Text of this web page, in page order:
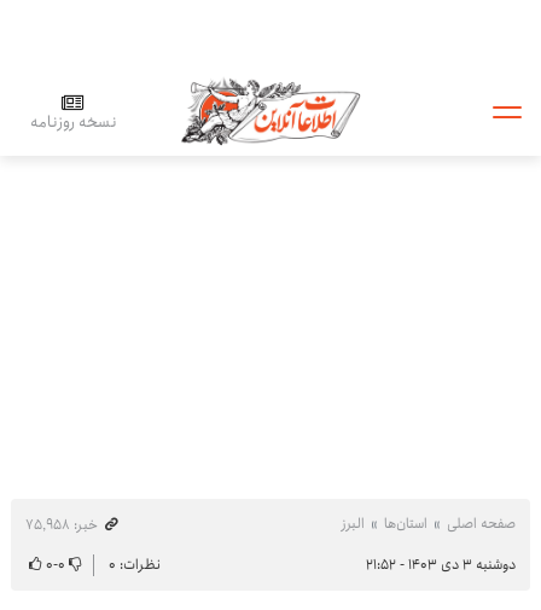
نسخه روزنامه
صفحه اصلی استان‌ها البرز
خبر: ۷۵٬۹۵۸
دوشنبه ۳ دی ۱۴۰۳ - ۲۱:۵۲
نظرات: ۰ ۰-۰